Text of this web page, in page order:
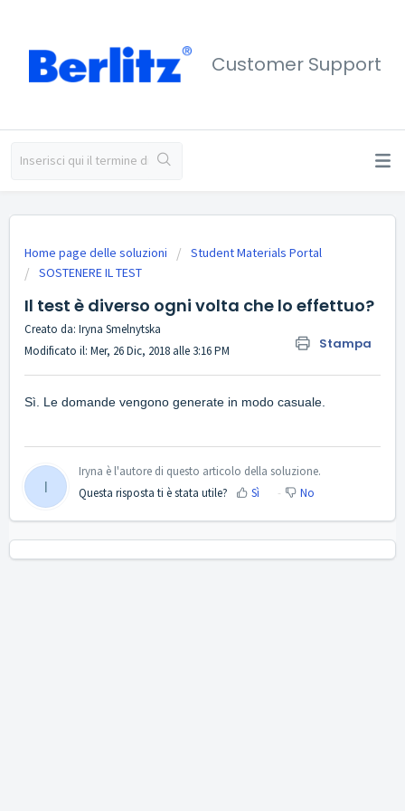
Customer Support
Home page delle soluzioni
Student Materials Portal
SOSTENERE IL TEST
Il test è diverso ogni volta che lo effettuo?
Stampa
Creato da: Iryna Smelnytska
Modificato il: Mer, 26 Dic, 2018 alle 3:16 PM
Sì. Le domande vengono generate in modo casuale.
I
Iryna è l'autore di questo articolo della soluzione.
Questa risposta ti è stata utile?
Sì No